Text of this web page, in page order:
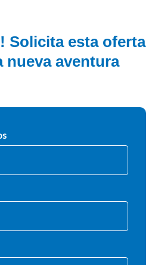
Solicita esta oferta
nueva aventura